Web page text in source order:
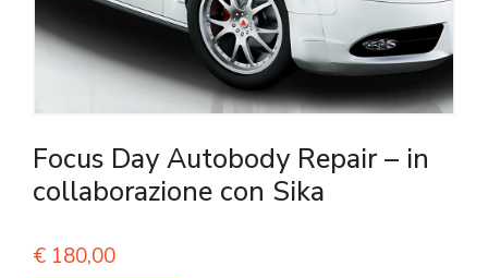
Focus Day Autobody Repair – in
collaborazione con Sika
€ 180,00